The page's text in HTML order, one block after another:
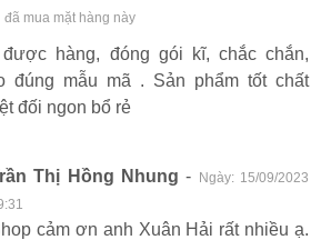
đã mua mặt hàng này
hàng, đóng gói kĩ, chắc chắn,
đúng mẫu mã . Sản phẩm tốt chất
đối ngon bổ rẻ
Thị Hồng Nhung - Ngày: 15/09/2023
cảm ơn anh Xuân Hải rất nhiều ạ.